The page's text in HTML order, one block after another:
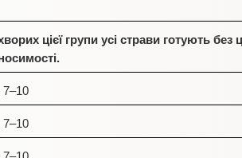
цієї групи усі страви готують
7–10
7–10